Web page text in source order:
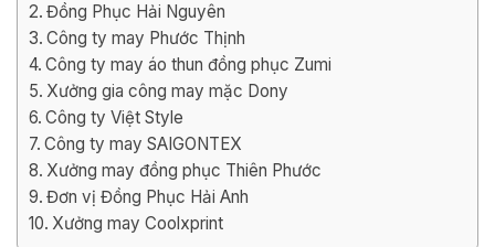
Đồng Phục Hải Nguyên
Công ty may Phước Thịnh
Công ty may áo thun đồng phục Zumi
Xưởng gia công may mặc Dony
Công ty Việt Style
Công ty may SAIGONTEX
Xưởng may đồng phục Thiên Phước
Đơn vị Đồng Phục Hải Anh
Xưởng may Coolxprint